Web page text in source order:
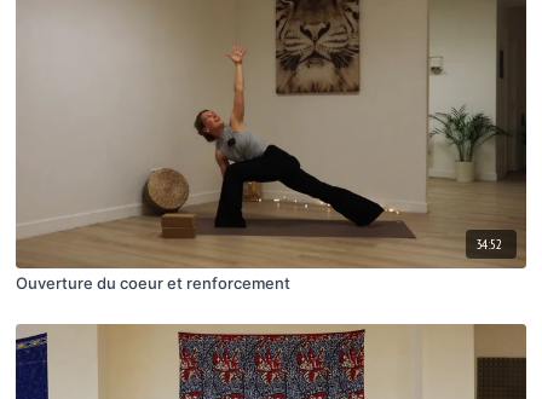
34:52
Ouverture du coeur et renforcement